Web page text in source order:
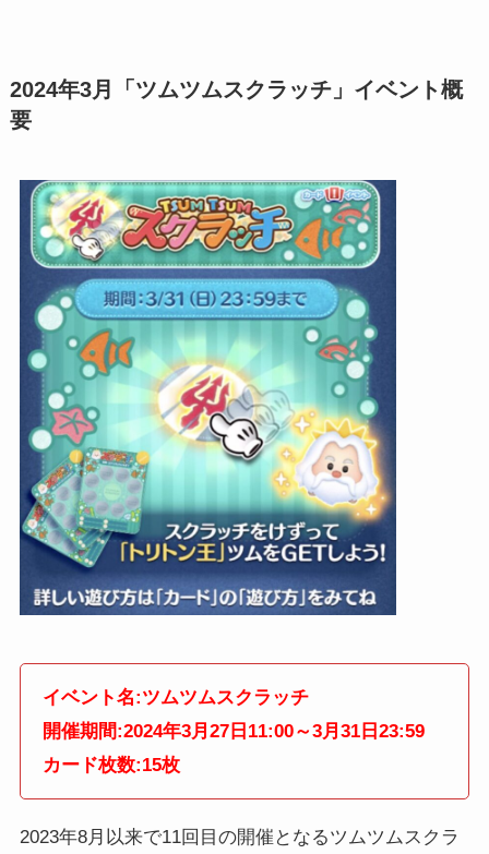
2024年3月「ツムツムスクラッチ」イベント概
要
イベント名:ツムツムスクラッチ
開催期間:2024年3月27日11:00～3月31日23:59
カード枚数:15枚
2023年8月以来で11回目の開催となるツムツムスクラ